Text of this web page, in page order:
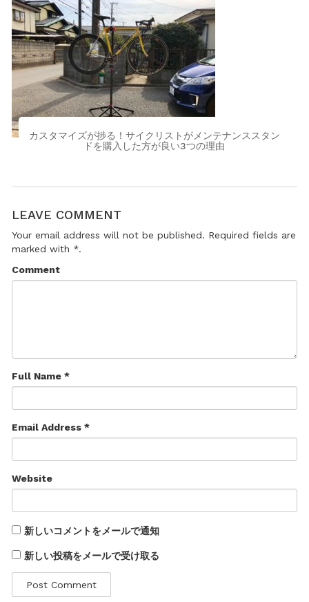
カスタマイズが捗る！サイクリストがメンテナンススタン
ドを購入した方が良い3つの理由
LEAVE COMMENT
Your email address will not be published. Required fields are
marked with *.
Comment
Full Name *
Email Address *
Website
新しいコメントをメールで通知
新しい投稿をメールで受け取る